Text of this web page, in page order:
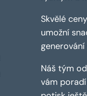
Skvělé
umožní
Náš tým
vám